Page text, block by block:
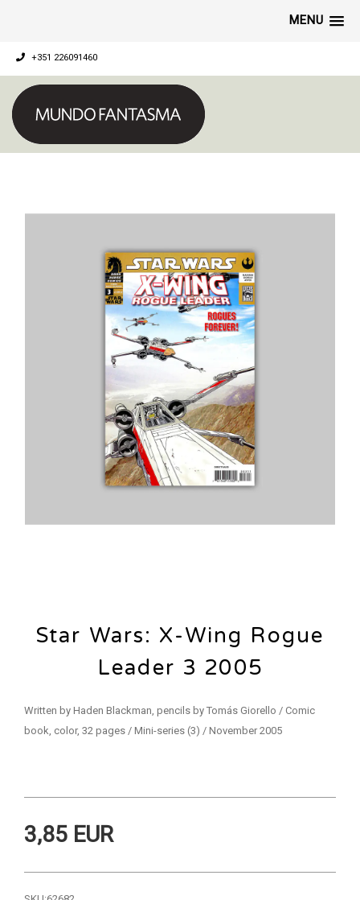
MENU
+351 226091460
Star Wars: X-Wing Rogue
Leader 3 2005
Written by Haden Blackman, pencils by Tomás Giorello / Comic
book, color, 32 pages / Mini-series (3) / November 2005
3,85 EUR